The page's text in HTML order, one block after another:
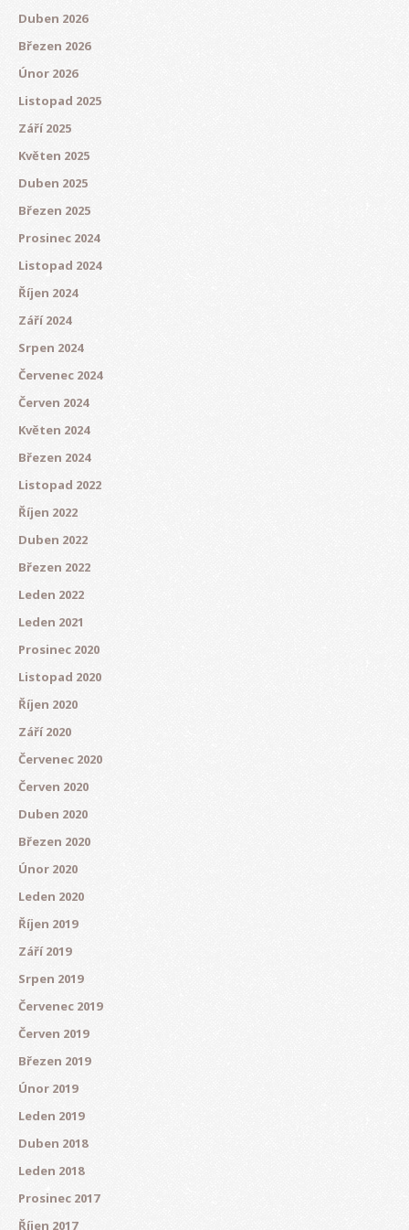
Duben 2026
Březen 2026
Únor 2026
Listopad 2025
Září 2025
Květen 2025
Duben 2025
Březen 2025
Prosinec 2024
Listopad 2024
Říjen 2024
Září 2024
Srpen 2024
Červenec 2024
Červen 2024
Květen 2024
Březen 2024
Listopad 2022
Říjen 2022
Duben 2022
Březen 2022
Leden 2022
Leden 2021
Prosinec 2020
Listopad 2020
Říjen 2020
Září 2020
Červenec 2020
Červen 2020
Duben 2020
Březen 2020
Únor 2020
Leden 2020
Říjen 2019
Září 2019
Srpen 2019
Červenec 2019
Červen 2019
Březen 2019
Únor 2019
Leden 2019
Duben 2018
Leden 2018
Prosinec 2017
Říjen 2017